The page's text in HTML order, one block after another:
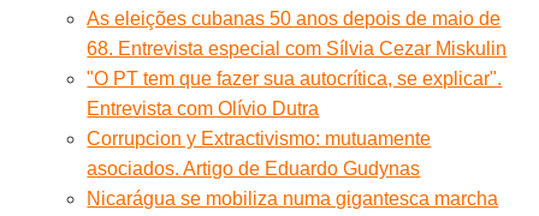
As eleições cubanas 50 anos depois de maio de
68. Entrevista especial com Sílvia Cezar Miskulin
"O PT tem que fazer sua autocrítica, se explicar".
Entrevista com Olívio Dutra
Corrupcion y Extractivismo: mutuamente
asociados. Artigo de Eduardo Gudynas
Nicarágua se mobiliza numa gigantesca marcha